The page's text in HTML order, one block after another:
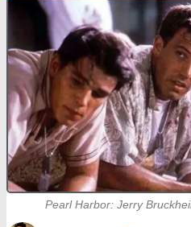
Pearl Harbor: Jerry